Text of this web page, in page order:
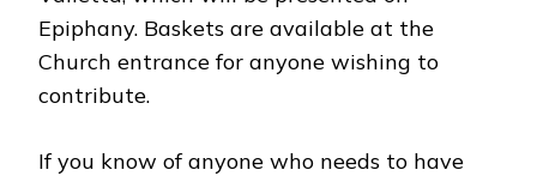
Epiphany. Baskets are available at the
Church entrance for anyone wishing to
contribute.
If you know of anyone who needs to have